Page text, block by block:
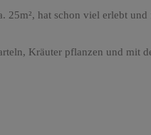
25m², hat schon viel erlebt und
Kräuter pflanzen und mit